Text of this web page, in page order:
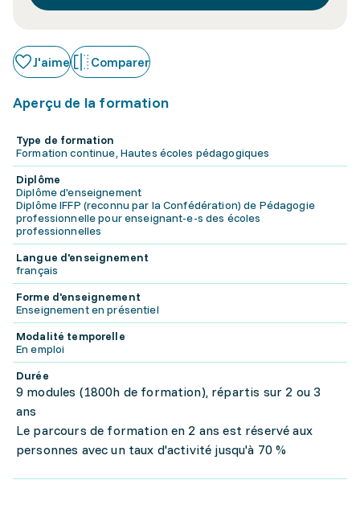
J'aime Comparer
Aperçu de la formation
Type de formation
Formation continue, Hautes écoles pédagogiques
Diplôme
Diplôme d'enseignement
Diplôme IFFP (reconnu par la Confédération) de Pédagogie
professionnelle pour enseignant-e-s des écoles
professionnelles
Langue d'enseignement
français
Forme d'enseignement
Enseignement en présentiel
Modalité temporelle
En emploi
Durée
9 modules (1800h de formation), répartis sur 2 ou 3
ans
Le parcours de formation en 2 ans est réservé aux
personnes avec un taux d'activité jusqu'à 70 %